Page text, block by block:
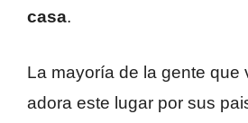
casa.
La mayoría de la gente que
adora este lugar por sus